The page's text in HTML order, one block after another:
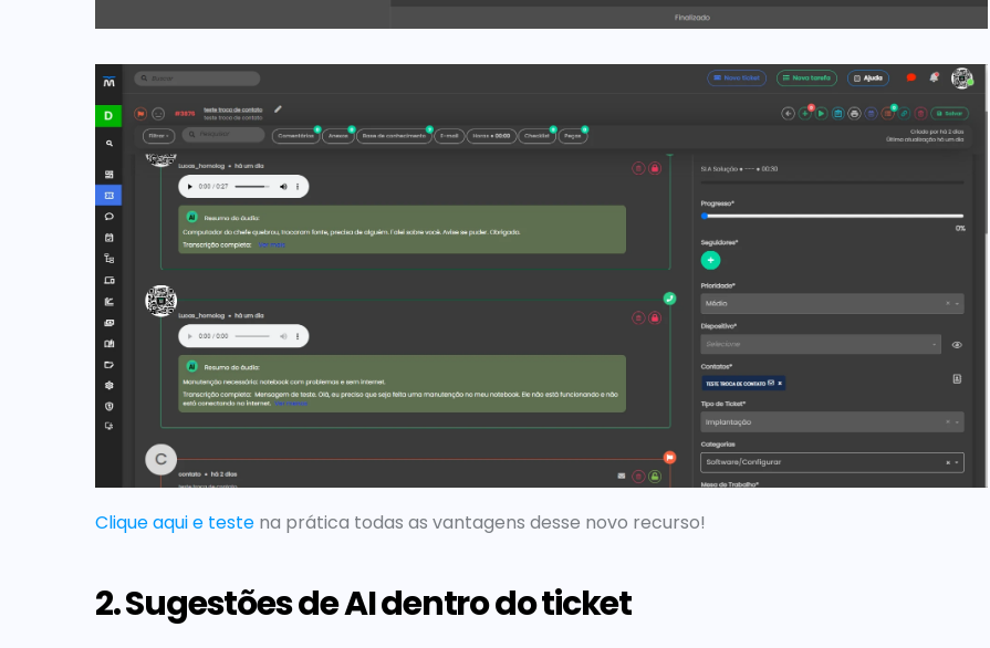
Clique aqui e teste na prática todas as vantagens desse novo recurso!
2. Sugestões de AI dentro do ticket